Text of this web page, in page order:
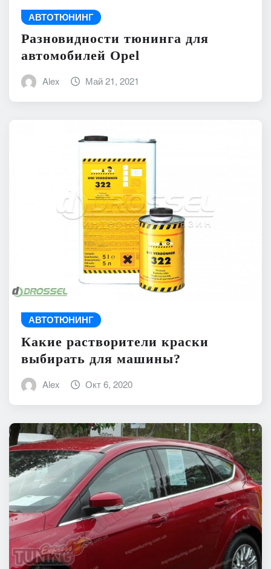
АВТОТЮНИНГ
Разновидности тюнинга для
автомобилей Opel
Alex Май 21, 2021
АВТОТЮНИНГ
Какие растворители краски
выбирать для машины?
Alex Окт 6, 2020